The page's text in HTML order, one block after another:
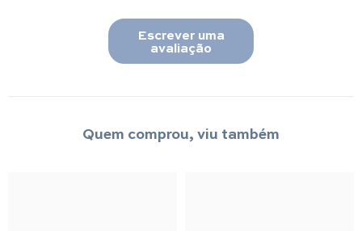
Escrever uma
avaliação
Quem comprou, viu também